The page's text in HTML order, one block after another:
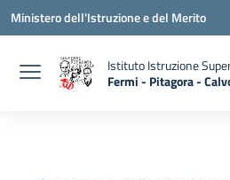
Vai ai contenuti
Vai al menu di navigazione
Vai al footer
Ministero dell'Istruzione e del Merito
Istituto Istruzione
Fermi - Pitagora -
— Visita la pagina